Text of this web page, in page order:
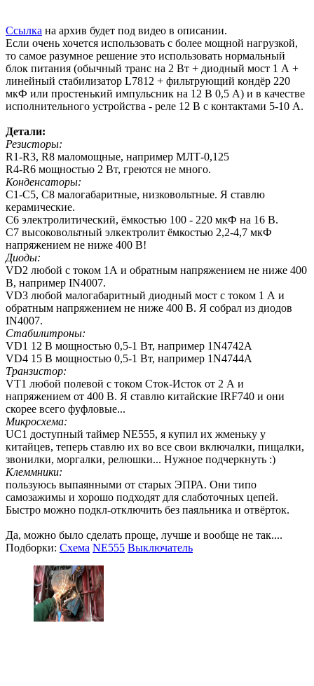
Ссылка на архив будет под видео в описании.
Если очень хочется использовать с более мощной нагрузкой,
то самое разумное решение это использовать нормальный
блок питания (обычный транс на 2 Вт + диодный мост 1 А +
линейный стабилизатор L7812 + фильтрующий кондёр 220
мкФ или простенький импульсник на 12 В 0,5 А) и в качестве
исполнительного устройства - реле 12 В с контактами 5-10 А.
Детали:
Резисторы:
R1-R3, R8 маломощные, например МЛТ-0,125
R4-R6 мощностью 2 Вт, греются не много.
Конденсаторы:
С1-С5, С8 малогабаритные, низковольтные. Я ставлю
керамические.
С6 электролитический, ёмкостью 100 - 220 мкФ на 16 В.
С7 высоковольтный элкектролит ёмкостью 2,2-4,7 мкФ
напряжением не ниже 400 В!
Диоды:
VD2 любой с током 1А и обратным напряжением не ниже 400
В, например IN4007.
VD3 любой малогабаритный диодный мост с током 1 А и
обратным напряжением не ниже 400 В. Я собрал из диодов
IN4007.
Стабилитроны:
VD1 12 В мощностью 0,5-1 Вт, например 1N4742A
VD4 15 В мощностью 0,5-1 Вт, например 1N4744А
Транзистор:
VT1 любой полевой с током Сток-Исток от 2 А и
напряжением от 400 В. Я ставлю китайские IRF740 и они
скорее всего фуфловые...
Микросхема:
UC1 доступный таймер NE555, я купил их жменьку у
китайцев, теперь ставлю их во все свои включалки, пищалки,
звонилки, моргалки, релюшки... Нужное подчеркнуть :)
Клеммники:
пользуюсь выпаянными от старых ЭПРА. Они типо
самозажимы и хорошо подходят для слаботочных цепей.
Быстро можно подкл-отключить без паяльника и отвёрток.
Да, можно было сделать проще, лучше и вообще не так....
Подборки: Схема NE555 Выключатель